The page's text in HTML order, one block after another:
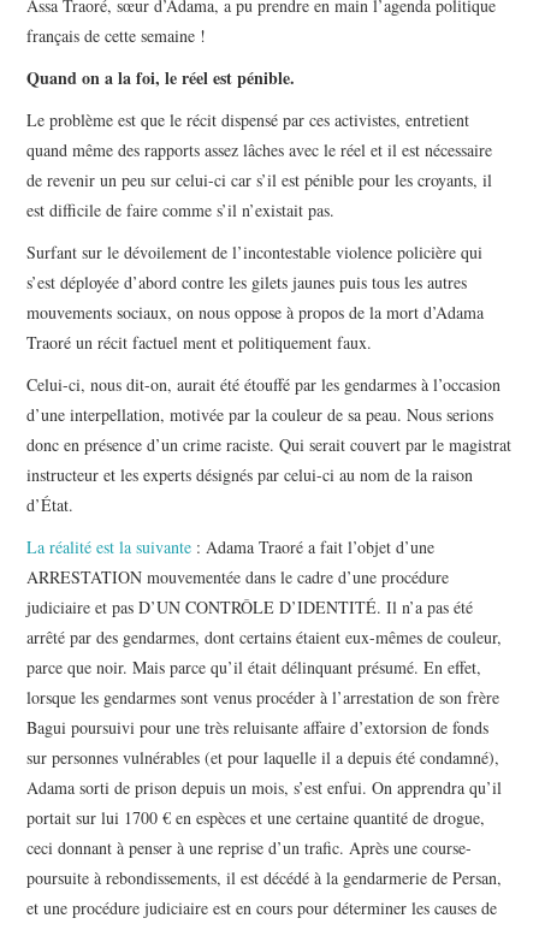
Assa Traoré, sœur d’Adama, a pu prendre en main l’agenda politique
français de cette semaine !
Quand on a la foi, le réel est pénible.
Le problème est que le récit dispensé par ces activistes, entretient
quand même des rapports assez lâches avec le réel et il est nécessaire
de revenir un peu sur celui-ci car s’il est pénible pour les croyants, il
est difficile de faire comme s’il n’existait pas.
Surfant sur le dévoilement de l’incontestable violence policière qui
s’est déployée d’abord contre les gilets jaunes puis tous les autres
mouvements sociaux, on nous oppose à propos de la mort d’Adama
Traoré un récit factuel ment et politiquement faux.
Celui-ci, nous dit-on, aurait été étouffé par les gendarmes à l’occasion
d’une interpellation, motivée par la couleur de sa peau. Nous serions
donc en présence d’un crime raciste. Qui serait couvert par le magistrat
instructeur et les experts désignés par celui-ci au nom de la raison
d’État.
La réalité est la suivante : Adama Traoré a fait l’objet d’une
ARRESTATION mouvementée dans le cadre d’une procédure
judiciaire et pas D’UN CONTRÔLE D’IDENTITÉ. Il n’a pas été
arrêté par des gendarmes, dont certains étaient eux-mêmes de couleur,
parce que noir. Mais parce qu’il était délinquant présumé. En effet,
lorsque les gendarmes sont venus procéder à l’arrestation de son frère
Bagui poursuivi pour une très reluisante affaire d’extorsion de fonds
sur personnes vulnérables (et pour laquelle il a depuis été condamné),
Adama sorti de prison depuis un mois, s’est enfui. On apprendra qu’il
portait sur lui 1700 € en espèces et une certaine quantité de drogue,
ceci donnant à penser à une reprise d’un trafic. Après une course-
poursuite à rebondissements, il est décédé à la gendarmerie de Persan,
et une procédure judiciaire est en cours pour déterminer les causes de